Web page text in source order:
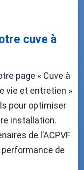
cuve à
page « Cuve à
vie et entretien »
pour optimiser
installation.
de l’ACPVF
de